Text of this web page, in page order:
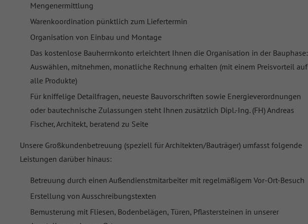
Mengenermittlung
Warenkoordination pünktlich zum Liefertermin
Organisation von Einbau und Montage
Das kostenlose Bauherrnkonto erleichtert Ihnen die Organisation in der Bauphase:
Auswählen, mitnehmen, monatliche Rechnung erhalten (mit einem Preisvorteil auf
alle Produkte)
Für kniffelige Detailfragen, neueste Bauvorschriften sowie Energieverordnungen
oder bautechnische Zulassungen steht Ihnen zusätzlich Dipl.-Ing. (FH) Andreas
Fischer, Architekt, beratend zu Seite
Unsere Großkundenbetreuung (speziell für Architekten/Bauträger) umfasst folgende
Leistungen darüber hinaus:
Betreuung durch einen Außendienstmitarbeiter mit regelmäßigem Vor-Ort-Besuch
Erstellung von Ausschreibungstexten
Bemusterung mit Fliesen, Bodenbelägen, Türen, Pflastersteinen in unserer